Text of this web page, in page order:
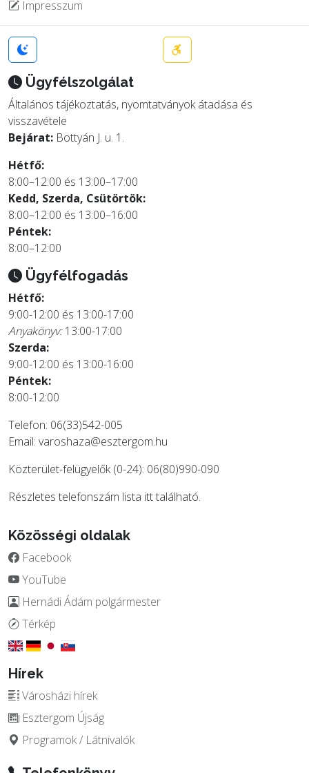
Impresszum
Ügyfélszolgálat
Általános tájékoztatás, nyomtatványok átadása és
visszavétele
Bejárat: Bottyán J. u. 1.
Hétfő:
8:00–12:00 és 13:00–17:00
Kedd, Szerda, Csütörtök:
8:00–12:00 és 13:00–16:00
Péntek:
8:00–12:00
Ügyfélfogadás
Hétfő:
9:00-12:00 és 13:00-17:00
Anyakönyv:13:00-17:00
Szerda:
9:00-12:00 és 13:00-16:00
Péntek:
8:00-12:00
Telefon: 06(33)542-005
Email: varoshaza@esztergom.hu
Közterület-felügyelők (0-24): 06(80)990-090
Részletes telefonszám lista itttalálható.
Közösségi oldalak
Facebook
YouTube
Hernádi Ádám polgármester
Térkép
Hírek
Városházi hírek
Esztergom Újság
Programok / Látnivalók